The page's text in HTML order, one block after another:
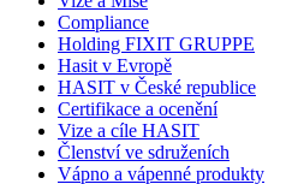
Compliance
Holding FIXIT GRUPPE
Hasit v Evropě
HASIT v České republice
Certifikace a ocenění
Vize a cíle HASIT
Členství ve sdruženích
Vápno a vápenné produkty